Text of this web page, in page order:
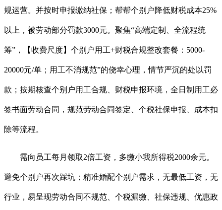
规运营。并按时申报缴纳社保；帮帮个别户降低财税成本25%
以上，被劳动部分罚款3000元。聚焦“高端定制、全流程统
筹”，【收费尺度】个别户用工+财税合规整改套餐：5000-
20000元/单；用工不消规范”的侥幸心理，情节严沉的处以罚
款；按期核查个别户用工合规、财税申报环境，全日制用工必
签书面劳动合同，规范劳动合同签定、个税社保申报、成本扣
除等流程。
需向员工每月领取2倍工资，多缴小我所得税2000余元。
避免个别户再次踩坑；精准婚配个别户需求，无最低工资，无
行业，易呈现劳动合同不规范、个税漏缴、社保违规、优惠政